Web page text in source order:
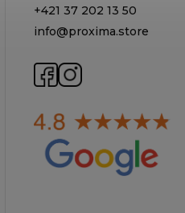
+421 37 202 13 50
info@proxima.store